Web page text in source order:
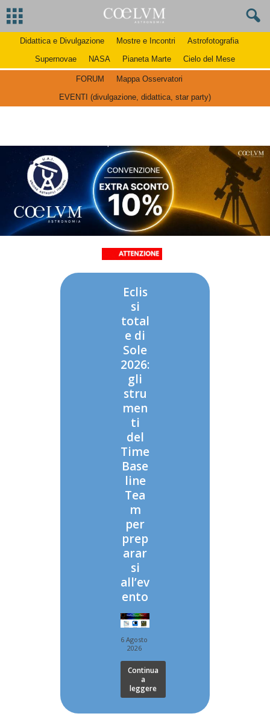
Didattica e Divulgazione Mostre e Incontri
Astrofotografia
Supernovae
NASA Pianeta Marte Cielo del Mese
FORUM
Mappa Osservatori
EVENTI (divulgazione, didattica, star party)
Eclis
si
total
e di
Sole
2026:
gli
stru
men
ti
del
Time
Base
line
Tea
m
per
prep
arar
si
all’ev
ento
6 Agosto
2026
Continua
a
leggere